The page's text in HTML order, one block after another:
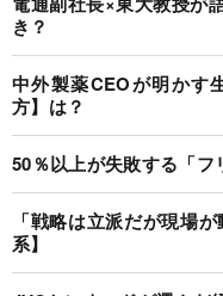
き？
中外製薬CEOが明かす
方】は？
50％以上が失敗する「フ
「戦略は立派だが現場
系】